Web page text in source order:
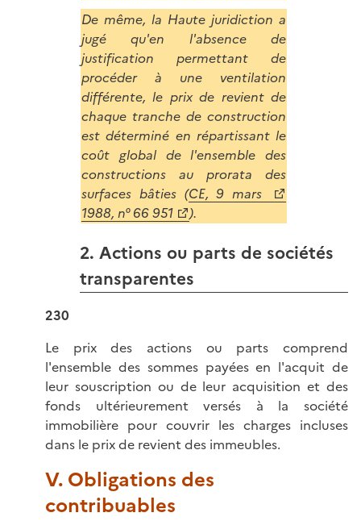
De même, la Haute juridiction a
jugé qu'en l'absence de
justification permettant de
procéder à une ventilation
différente, le prix de revient de
chaque tranche de construction
est déterminé en répartissant le
coût global de l'ensemble des
constructions au prorata des
surfaces bâties (CE, 9 mars
1988, n° 66 951
).
2. Actions ou parts de sociétés
transparentes
230
Le prix des actions ou parts comprend
l'ensemble des sommes payées en l'acquit de
leur souscription ou de leur acquisition et des
fonds ultérieurement versés à la société
immobilière pour couvrir les charges incluses
dans le prix de revient des immeubles.
V. Obligations des
contribuables